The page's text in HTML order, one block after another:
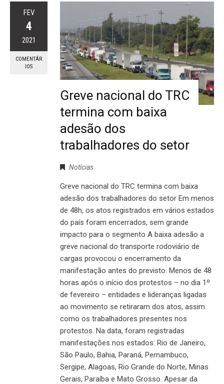
FEV
4
2021
COMENTÁR
IOS
Greve nacional do TRC
termina com baixa
adesão dos
trabalhadores do setor
Notícias
Greve nacional do TRC termina com baixa
adesão dos trabalhadores do setor Em menos
de 48h, os atos registrados em vários estados
do país foram encerrados, sem grande
impacto para o segmento A baixa adesão a
greve nacional do transporte rodoviário de
cargas provocou o encerramento da
manifestação antes do previsto. Menos de 48
horas após o início dos protestos – no dia 1º
de fevereiro – entidades e lideranças ligadas
ao movimento se retiraram dos atos, assim
como os trabalhadores presentes nos
protestos. Na data, foram registradas
manifestações nos estados: Rio de Janeiro,
São Paulo, Bahia, Paraná, Pernambuco,
Sergipe, Alagoas, Rio Grande do Norte, Minas
Gerais, Paraíba e Mato Grosso. Apesar da